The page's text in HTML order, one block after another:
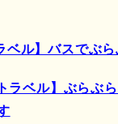
ベル】バスでぶ
ラベル】ぶらぶ